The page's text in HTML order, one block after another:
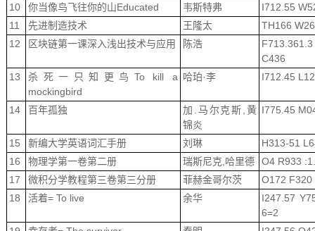
10
你当像鸟飞往你的山Educated 韦斯特弗
I712.55
11
先进制造技术 王隆太
TH166
12
区块链第一课深入浅出技术与应用 陈浩
F713.361.3
C436
13
杀死一只知更鸟To kill a
mockingbird
哈珀·李 I712.45
14 百年孤独
加.马尔克斯,黄
锦炎
I775.45
15 新编大学英语词汇手册 刘琳
H313-51
16
物理学第一卷第二册 瑞斯尼克,哈里德
O4 R933
17
微积分学教程第三卷第三分册 菲赫金哥尔茨
O172 F320
18
活着= To live 余华
I247.57
6=2